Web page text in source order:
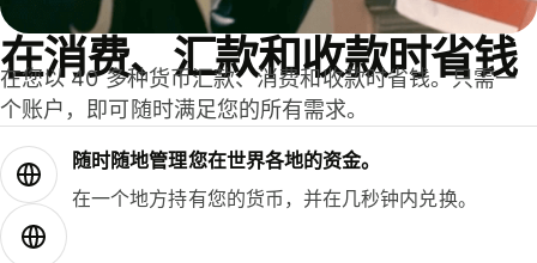
在消费、汇款和收款时省钱
在您以 40 多种货币汇款、消费和收款时省钱。只需一
个账户，即可随时满足您的所有需求。
随时随地管理您在世界各地的资金。
在一个地方持有您的货币，并在几秒钟内兑换。